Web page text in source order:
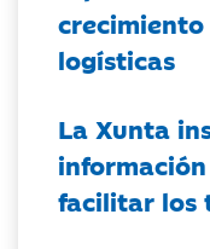
logísticas
La Xunta
facilitar los